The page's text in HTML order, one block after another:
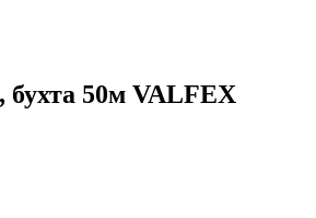
50м VALFEX